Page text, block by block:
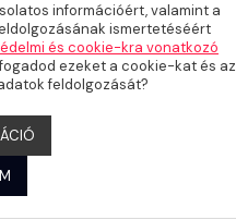
információért, valamint a
ismertetéséért
és cookie-kra vonatkozó
ezeket a cookie-kat és az
feldolgozását?